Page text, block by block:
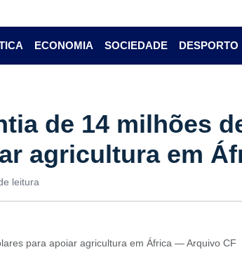
ECONOMIA SOCIEDADE DESPORTO
de 14 milhões
agricultura em
leitura
para apoiar agricultura em África — Arquivo CF